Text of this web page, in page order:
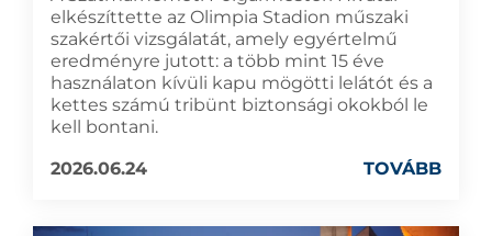
elkészíttette az Olimpia Stadion műszaki
szakértői vizsgálatát, amely egyértelmű
eredményre jutott: a több mint 15 éve
használaton kívüli kapu mögötti lelátót és a
kettes számú tribünt biztonsági okokból le
kell bontani.
2026.06.24
TOVÁBB